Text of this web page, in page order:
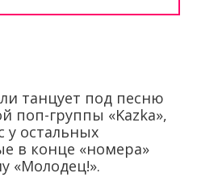
танцует под песню
поп-группы «Kazka»,
у остальных
в конце «номера»
«Молодец!».